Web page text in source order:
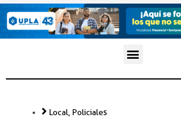
Local Policiales